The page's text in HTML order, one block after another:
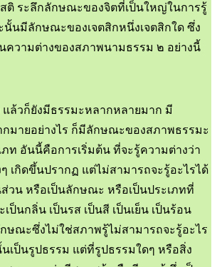
ติ ระลึกลักษณะของจิตที่เป็นใหญ่ในการรู้
นมีลักษณะของเจตสิกหนึ่งเจตสิกใด ซึ่ง
ความต่างของสภาพนามธรรม ๒ อย่างนี้
ล้วก็ยังมีธรรมะหลากหลายมาก มี
กมายอย่างไร ก็มีลักษณะของสภาพธรรมะ
ภท อันนี้คือการเริ่มต้น ที่จะรู้ความต่างว่า
เกิดขึ้นปรากฏ แต่ไม่สามารถจะรู้อะไรได้
วน หรือเป็นลักษณะ หรือเป็นประเภทที่
เป็นกลิ่น เป็นรส เป็นสี เป็นเย็น เป็นร้อน
ษณะซึ่งไม่ใช่สภาพรู้ไม่สามารถจะรู้อะไร
เป็นรูปธรรม แต่ที่รูปธรรมใดๆ หรือสิ่ง